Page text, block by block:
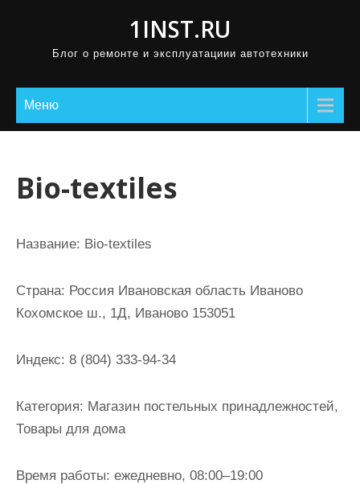
1INST.RU
Блог о ремонте и эксплуатациии автотехники
Меню
Bio-textiles
Название: Bio-textiles
Страна: Россия Ивановская область Иваново
Кохомское ш., 1Д, Иваново 153051
Индекс: 8 (804) 333-94-34
Категория: Магазин постельных принадлежностей,
Товары для дома
Время работы: ежедневно, 08:00–19:00